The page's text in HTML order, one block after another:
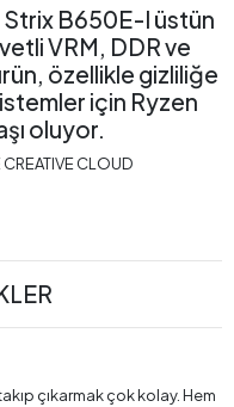
Strix B650E-I üstün
VRM, DDR ve
özellikle gizliliğe
için Ryzen
oluyor.
çıkarmak çok kolay. Hem